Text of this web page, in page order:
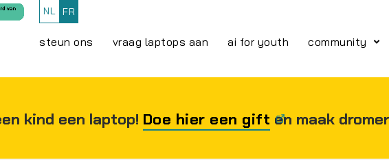
NL FR
steun ons vraag laptops aan ai for youth community
kind een laptop! Doe hier een gift en maak